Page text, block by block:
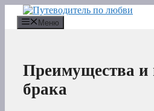
Перейти
содержимому
Меню
Преимущества и
брака